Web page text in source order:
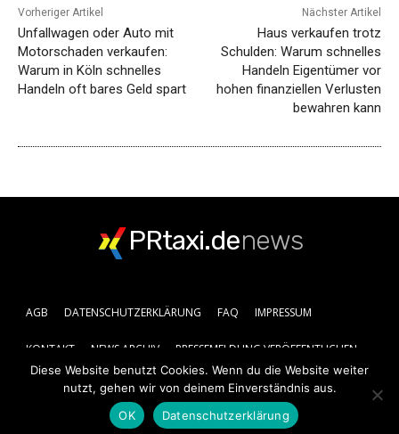
Vorheriger Artikel
Unfallwagen oder Auto mit
Motorschaden verkaufen:
Warum in Köln schnelles
Handeln oft bares Geld spart
Nächster Artikel
Haus verkaufen trotz
Schulden: Warum schnelles
Handeln Eigentümer vor
hohen finanziellen Verlusten
bewahren kann
PRtaxi.denews
AGB DATENSCHUTZERKLÄRUNG FAQ IMPRESSUM
KONTAKT NEWS ARCHIV PRESSEMELDUNG VERÖFFENTLICHEN
© 2019 - 2025 Prtaxi.de | All rights reserved.
Diese Website benutzt Cookies. Wenn du die Website weiter
nutzt, gehen wir von deinem Einverständnis aus.
OK
Datenschutzerklärung